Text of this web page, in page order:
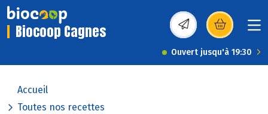
Biocoop Cagnes (s’ouvre dans une
Ouvert jusqu'à 19:30
Accueil
Toutes nos recettes